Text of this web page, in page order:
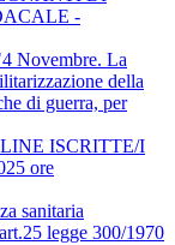
-
Novembre. La
della
di guerra, per
ISCRITTE/I
ore
sanitaria
legge 300/1970